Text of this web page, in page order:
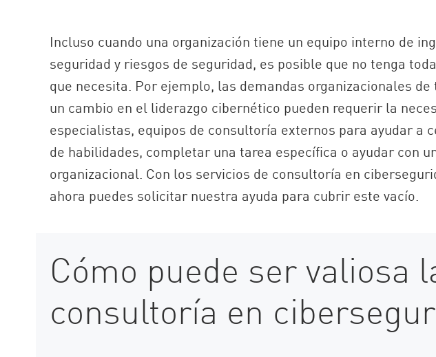
Incluso cuando una organización tiene un equipo interno de
seguridad y riesgos de seguridad, es posible que no tenga
que necesita. Por ejemplo, las demandas organizacionales
un cambio en el liderazgo cibernético pueden requerir la
especialistas, equipos de consultoría externos para ayudar a
de habilidades, completar una tarea específica o ayudar con
organizacional. Con los servicios de consultoría en
ahora puedes solicitar nuestra ayuda para cubrir este vacío.
Cómo puede ser valiosa
consultoría en